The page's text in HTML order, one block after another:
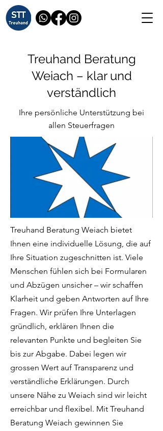
Treuhand Beratung
Weiach – klar und
verständlich
Ihre persönliche Unterstützung bei
allen Steuerfragen
Treuhand Beratung Weiach bietet
Ihnen eine individuelle Lösung, die auf
Ihre Situation zugeschnitten ist. Viele
Menschen fühlen sich bei Formularen
und Abzügen unsicher – wir schaffen
Klarheit und geben Antworten auf Ihre
Fragen. Wir prüfen Ihre Unterlagen
gründlich, erklären Ihnen die
relevanten Punkte und begleiten Sie
bis zur Abgabe. Dabei legen wir
grossen Wert auf Transparenz und
verständliche Erklärungen. Durch
unsere Nähe zu Weiach sind wir leicht
erreichbar und flexibel. Mit Treuhand
Beratung Weiach gewinnen Sie